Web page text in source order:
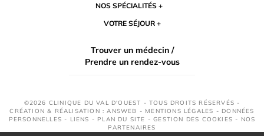
NOS SPÉCIALITÉS
VOTRE SÉJOUR
Trouver un médecin /
Prendre un rendez-vous
©2026 CLINIQUE DU VAL D'OUEST - TOUS DROITS RÉSERVÉS -
CRÉATION & RÉALISATION : ANSWEB - MENTIONS LÉGALES - DONNÉES
PERSONNELLES - LIENS - PLAN DU SITE -GESTION DES COOKIES - NOS
PARTENAIRES